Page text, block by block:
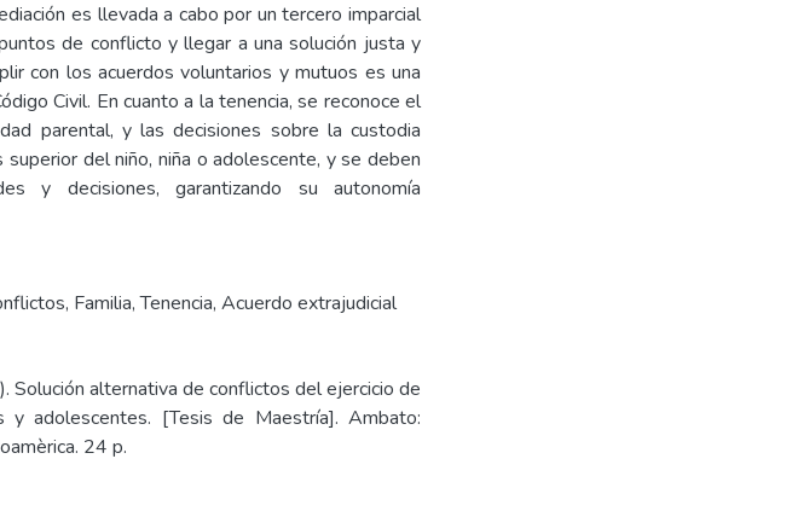
es llevada a cabo por un tercero imparcial
de conflicto y llegar a una solución justa y
con los acuerdos voluntarios y mutuos es una
Civil. En cuanto a la tenencia, se reconoce el
parental, y las decisiones sobre la custodia
del niño, niña o adolescente, y se deben
y decisiones, garantizando su autonomía
, Familia,Tenencia, Acuerdo extrajudicial
Solución alternativa de conflictos del ejercicio de
y adolescentes. [Tesis de Maestría]. Ambato:
24 p.